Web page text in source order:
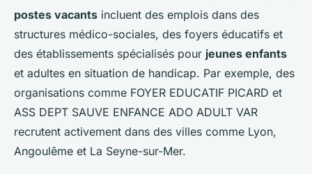
postes vacants incluent des emplois dans des
structures médico-sociales, des foyers éducatifs et
des établissements spécialisés pour jeunes enfants
et adultes en situation de handicap. Par exemple, des
organisations comme FOYER EDUCATIF PICARD et
ASS DEPT SAUVE ENFANCE ADO ADULT VAR
recrutent activement dans des villes comme Lyon,
Angoulême et La Seyne-sur-Mer.